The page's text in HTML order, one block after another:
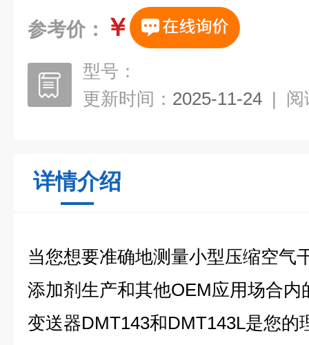
参考价： ￥
型号：
更新时间： 2025-11-24 | 阅
详情介绍
当您想要准确地测量小型压缩空气
添加剂生产和其他OEM应用场合
变送器DMT143和DMT143L是您的